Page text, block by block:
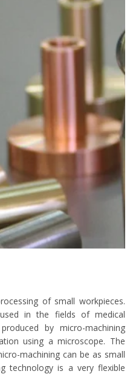
of small workpieces.
in the fields of medical
by micro-machining
using a microscope. The
machining can be as small
technology is a very flexible